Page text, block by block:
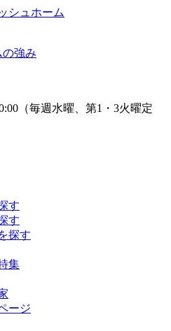
の強み
（毎週水曜、第1・3火曜定
す
す
探す
集
ージ